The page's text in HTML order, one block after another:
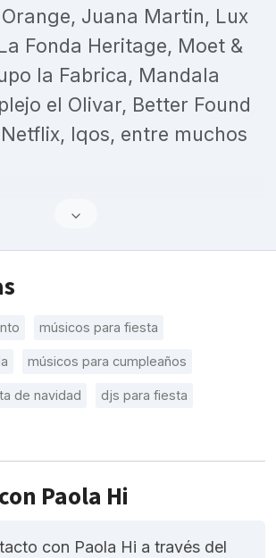
Juana Martin, Lux
Fonda Heritage, Moet &
la Fabrica, Mandala
el Olivar, Better Found
Iqos, entre muchos
músicos para fiesta
músicos para cumpleaños
de navidad djs para fiesta
Paola Hi
con Paola Hi a través del